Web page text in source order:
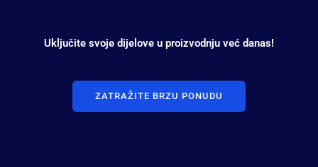
Uključite svoje dijelove u proizvodnju već danas!
ZATRAŽITE BRZU PONUDU